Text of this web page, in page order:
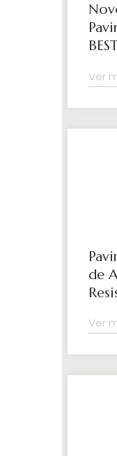
Ver
de
Ver